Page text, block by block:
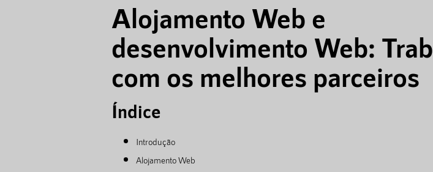
Alojamento Web e
desenvolvimento Web:
com os melhores parceiros
Índice
Introdução
Alojamento Web